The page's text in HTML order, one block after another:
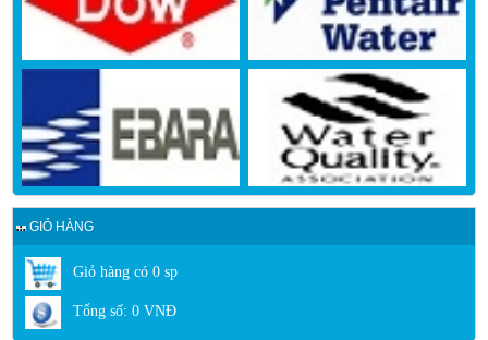
GIỎ HÀNG
Giỏ hàng có 0 sp
Tổng số: 0 VNĐ